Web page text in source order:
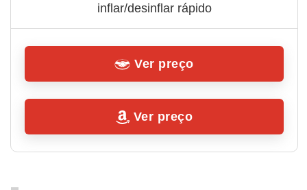
inflar/desinflar rápido
Ver preço
Ver preço